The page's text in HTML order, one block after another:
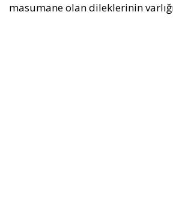
masumane olan dileklerinin